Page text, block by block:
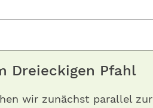
Dreieckigen Pfahl
wir zunächst parallel zur